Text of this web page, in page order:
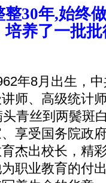
30年,始终
养了一批
年8月出生，中
师、高级统计
青丝到两鬓斑
享受国务院政
杰出校长，精
职业教育的付